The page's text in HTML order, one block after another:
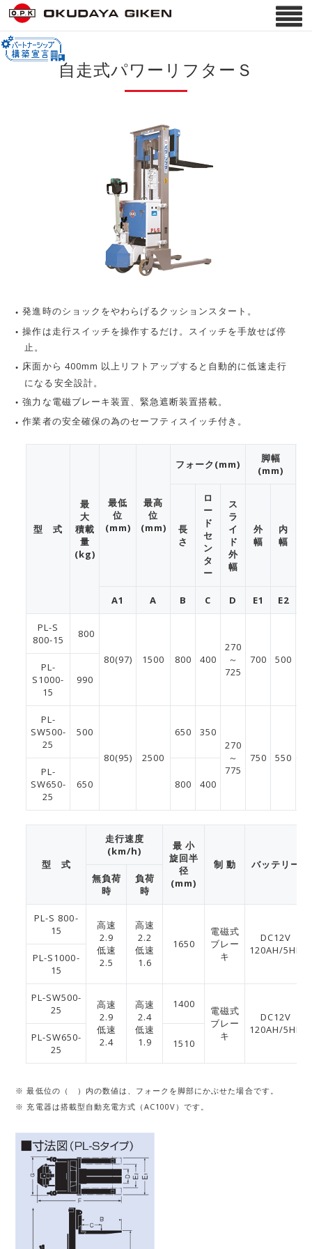
自走式パワーリフターＳ
発進時のショックをやわらげるクッションスタート。
操作は走行スイッチを操作するだけ。スイッチを手放せば停
止。
床面から 400mm 以上リフトアップすると自動的に低速走行
になる安全設計。
強力な電磁ブレーキ装置、緊急遮断装置搭載。
作業者の安全確保の為のセーフティスイッチ付き。
型 式
最
大
積載
量
(kg)
最低
位
(mm)
最高
位
(mm)
フォーク(mm)
脚幅
(mm)
長
さ
ロ
ー
ド
セ
ン
タ
ー
ス
ラ
イ
ド
外
幅
外
幅
内
幅
A1 A B C D E1 E2
PL-S
800-15
800
80(97) 1500 800 400
270
～
725
700 500
PL-
S1000-
15
990
PL-
SW500-
25
500
80(95) 2500
650
350
270
～
775
750 550
PL-
SW650-
25
650 800 400
型 式
走行速度
(km/h)
最 小
旋回半
径
(mm)
制 動 バッテリー
無負荷
時
負荷
時
PL-S 800-
15
高速
2.9
低速
2.5
高速
2.2
低速
1.6
1650
電磁式
ブレー
キ
DC12V
120AH/5HR
PL-S1000-
15
PL-SW500-
25
高速
2.9
低速
2.4
高速
2.4
低速
1.9
1400
電磁式
ブレー
キ
DC12V
120AH/5HR
PL-SW650-
25
1510
※ 最低位の（ ）内の数値は、フォークを脚部にかぶせた場合です。
※ 充電器は搭載型自動充電方式（AC100V）です。